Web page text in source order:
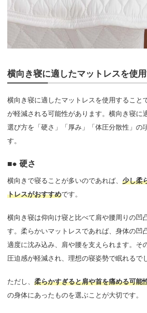
横向き寝に適したマットレスを使
横向き寝に適したマットレスを使用すること
が軽減される可能性があります。横向き寝に
選び方を「硬さ」「厚み」「体圧分散性」の
す。
● 硬さ
横向きで寝ることが多いのであれば、 少し柔
トレスがおすすめです。
横向き寝は仰向け寝と比べて肩や腰周りの凹
す。柔らかいマットレスであれば、身体の凹
適度に沈み込み、肩や腰を支えられます。そ
圧迫感が軽減され、理想の寝姿勢で眠れるで
ただし、 柔らかすぎると肩や首を痛める可能
の身体にあったものを選ぶことが大切です。